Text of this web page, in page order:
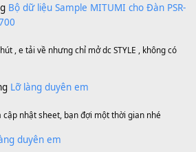
Pa600 Pa300 Pa700 Cũ
[CHIA SẺ] Bộ Dữ Liệu – Sample